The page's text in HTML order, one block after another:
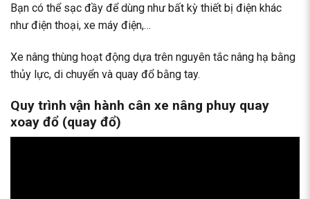
Bạn có thể sạc đầy để dùng như bất kỳ thiết bị điện khác
như điện thoại, xe máy điện,…
Xe nâng thùng hoạt động dựa trên nguyên tắc nâng hạ bằng
thủy lực, di chuyển và quay đổ bằng tay.
Quy trình vận hành cân xe nâng phuy quay
xoay đổ (quay đổ)